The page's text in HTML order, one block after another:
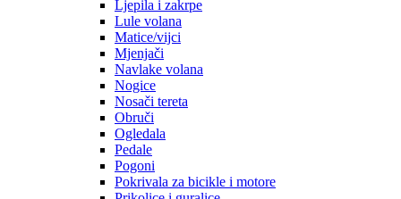
Ljepila i zakrpe
Lule volana
Matice/vijci
Mjenjači
Navlake volana
Nogice
Nosači tereta
Obruči
Ogledala
Pedale
Pogoni
Pokrivala za bicikle i motore